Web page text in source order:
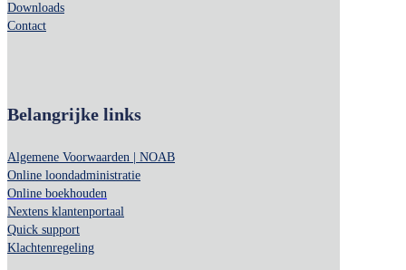
Downloads
Contact
Belangrijke links
Algemene Voorwaarden | NOAB
Online loondadministratie
Online boekhouden
Nextens klantenportaal
Quick support
Klachtenregeling